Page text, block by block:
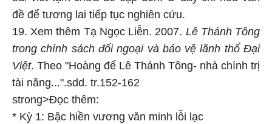
đề để tương lai tiếp tục nghiên cứu.
19. Xem thêm Tạ Ngọc Liễn. 2007. Lê Thánh Tông
trong chính sách đối ngoại và bảo vệ lãnh thổ Đại
Việt. Theo "Hoàng đế Lê Thánh Tông- nhà chính trị
tài năng...".sdd. tr.152-162
strong>Đọc thêm:
* Kỳ 1: Bậc hiền vương văn minh lỗi lạc